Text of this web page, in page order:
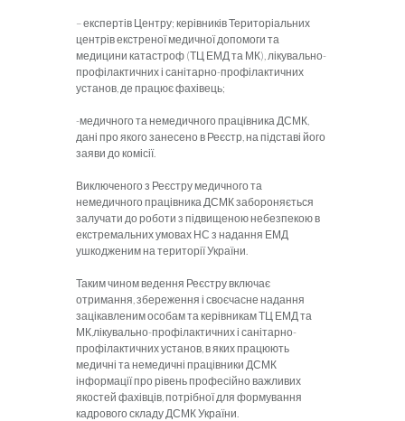
– експертів Центру; керівників Територіальних
центрів екстреної медичної допомоги та
медицини катастроф (ТЦ ЕМД та МК), лікувально-
профілактичних і санітарно-профілактичних
установ, де пра­цює фахівець;
-медичного та немедичного працівника ДСМК,
дані про якого за­несено в Реєстр, на підставі його
заяви до комісії.
Виключеного з Реєстру медичного та
немедичного працівника ДСМК забороняється
залучати до роботи з підвищеною небез­пекою в
екстремальних умовах НС з надання ЕМД
ушкодженим на території України.
Таким чином ведення Реєстру включає
отримання, збереження і своє­часне надання
зацікавленим осо­бам та керівникам ТЦ ЕМД та
МК,лікувально-профілактичних і санітарно-
профілактичних установ, в яких пра­цюють
медичні та немедичні працівники ДСМК
інформації про рівень професійно важливих
якостей фахівців, потрібної для формування
кадрового складу ДСМК України.